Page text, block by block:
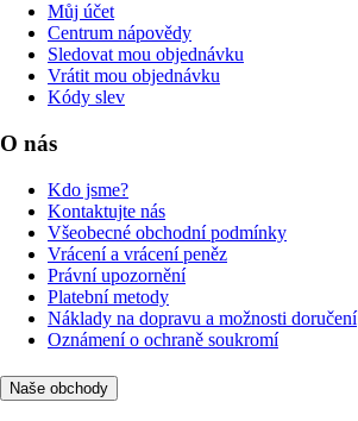
Můj účet
Centrum nápovědy
Sledovat mou objednávku
Vrátit mou objednávku
Kódy slev
O nás
Kdo jsme?
Kontaktujte nás
Všeobecné obchodní podmínky
Vrácení a vrácení peněz
Právní upozornění
Platební metody
Náklady na dopravu a možnosti doručení
Oznámení o ochraně soukromí
Naše obchody